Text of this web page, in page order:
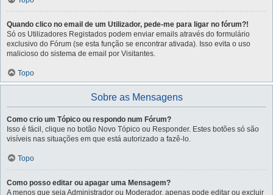
Quando clico no email de um Utilizador, pede-me para ligar no fórum?!
Só os Utilizadores Registados podem enviar emails através do formulário
exclusivo do Fórum (se esta função se encontrar ativada). Isso evita o uso
malicioso do sistema de email por Visitantes.
Topo
Sobre as Mensagens
Como crio um Tópico ou respondo num Fórum?
Isso é fácil, clique no botão Novo Tópico ou Responder. Estes botões só são
visíveis nas situações em que está autorizado a fazê-lo.
Topo
Como posso editar ou apagar uma Mensagem?
A menos que seja Administrador ou Moderador, apenas pode editar ou excluir